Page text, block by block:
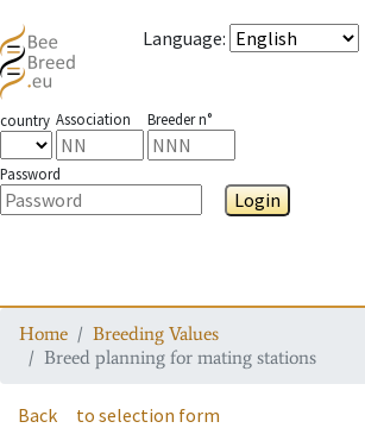
Language:
country Association Breeder n°
Password
Login
Home
Breeding Values
Breed planning for mating stations
Back to selection form